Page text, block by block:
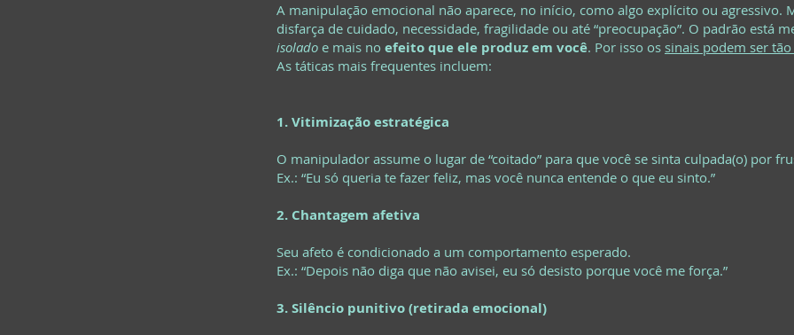
A manipulação emocional não aparece, no início, como algo explícito ou agressivo.
disfarça de cuidado, necessidade, fragilidade ou até “preocupação”. O padrão está
isolado e mais no efeito que ele produz em você. Por isso os sinais podem ser
As táticas mais frequentes incluem:
1. Vitimização estratégica
O manipulador assume o lugar de “coitado” para que você se sinta culpada(o) por
Ex.: “Eu só queria te fazer feliz, mas você nunca entende o que eu sinto.”
2. Chantagem afetiva
Seu afeto é condicionado a um comportamento esperado.
Ex.: “Depois não diga que não avisei, eu só desisto porque você me força.”
3. Silêncio punitivo (retirada emocional)